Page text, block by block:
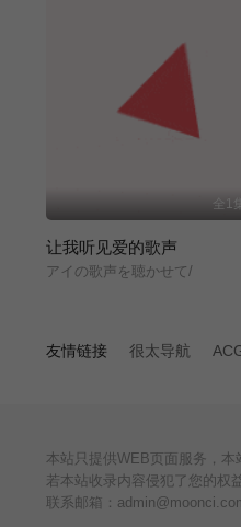
全1集
让我听见爱的歌声
アイの歌声を聴かせて/
友情链接 很太导航
本站只提供WEB页面服务，本
若本站收录内容侵犯了您的权
联系邮箱：